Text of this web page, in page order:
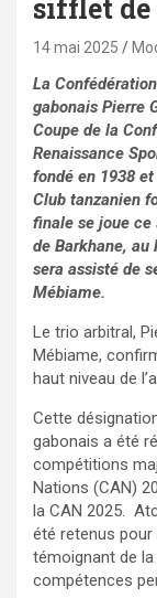
sifflet de
14 mai 2025
La
gabonais Pierre
Coupe de la
Renaissance
fondé en 1938
Club tanzanien
finale se joue ce
de Barkhane,
sera assisté de
Mébiame.
Le trio arbitral,
Mébiame,
haut niveau de
Cette
gabonais a été
compétitions
Nations (CAN)
la CAN 2025.
été retenus pour
témoignant de
compétences